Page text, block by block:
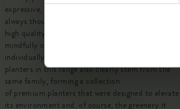
SKU
expressive, fresh and also more restrained shapes,
always thoughtfully detailed and with a beautiful,
high quality surface finish. This collection was
mindfully curated for each shape to stand out
individually in a wide variety of styles, but all
planters in this range also clearly stem from the
same family, forming a collection
of premium planters that were designed to elevate
its environment and, of course, the greenery it